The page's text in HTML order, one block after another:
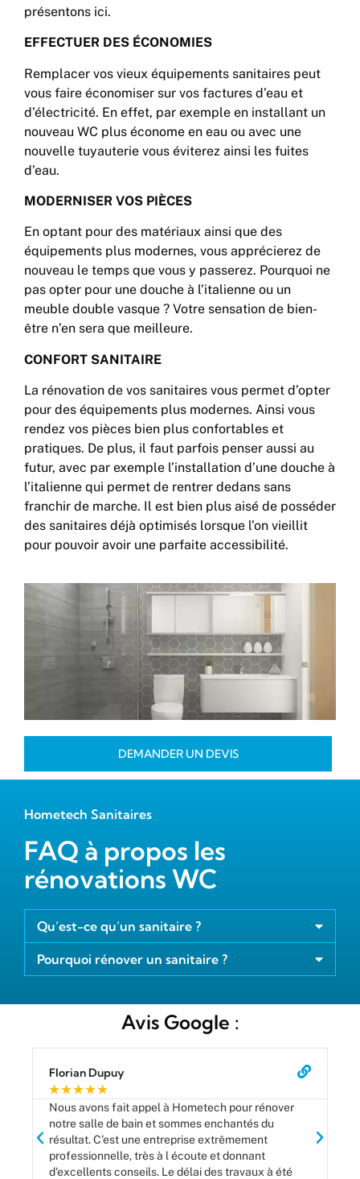
présentons ici.
EFFECTUER DES ÉCONOMIES
Remplacer vos vieux équipements sanitaires peut
vous faire économiser sur vos factures d’eau et
d’électricité. En effet, par exemple en installant un
nouveau WC plus économe en eau ou avec une
nouvelle tuyauterie vous éviterez ainsi les fuites
d’eau.
MODERNISER VOS PIÈCES
En optant pour des matériaux ainsi que des
équipements plus modernes, vous apprécierez de
nouveau le temps que vous y passerez. Pourquoi ne
pas opter pour une douche à l’italienne ou un
meuble double vasque ? Votre sensation de bien-
être n’en sera que meilleure.
CONFORT SANITAIRE
La rénovation de vos sanitaires vous permet d’opter
pour des équipements plus modernes. Ainsi vous
rendez vos pièces bien plus confortables et
pratiques. De plus, il faut parfois penser aussi au
futur, avec par exemple l’installation d’une douche à
l’italienne qui permet de rentrer dedans sans
franchir de marche. Il est bien plus aisé de posséder
des sanitaires déjà optimisés lorsque l’on vieillit
pour pouvoir avoir une parfaite accessibilité.
DEMANDER UN DEVIS
Hometech Sanitaires
FAQ à propos les
rénovations WC
Qu’est-ce qu’un sanitaire ?
Pourquoi rénover un sanitaire ?
Avis Google :
Florian Dupuy
★★★★★
Nous avons fait appel à Hometech pour rénover
notre salle de bain et sommes enchantés du
résultat. C'est une entreprise extrêmement
professionnelle, très à l écoute et donnant
d'excellents conseils. Le délai des travaux à été